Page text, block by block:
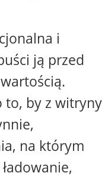
i
ją przed
to, by z witryny
na którym